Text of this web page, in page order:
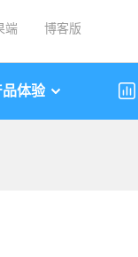
端 博客版
品体验